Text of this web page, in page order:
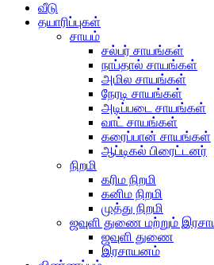
வீடு
தயாரிப்புகள்
சாயம்
சல்பர் சாயங்கள்
நாப்தால் சாயங்கள்
அமில சாயங்கள்
நேரடி சாயங்கள்
அடிப்படை சாயங்கள்
வாட் சாயங்கள்
கரைப்பான் சாயங்கள்
ஆப்டிகல் பிரைட்டனர்
நிறமி
கரிம நிறமி
கனிம நிறமி
முத்து நிறமி
ஜவுளி துணை மற்றும்
ஜவுளி துணை
இரசாயனம்